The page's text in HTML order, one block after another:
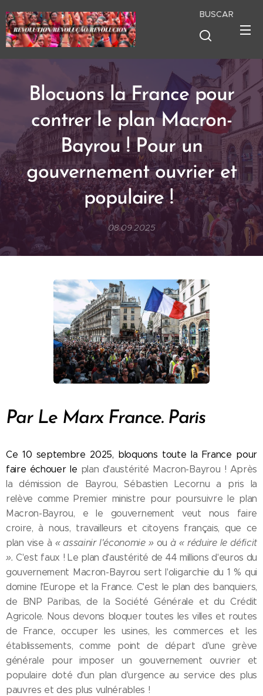
BUSCAR
Blocuons la France pour
contrer le plan Macron-
Bayrou ! Pour un
gouvernement ouvrier et
populaire !
08.09.2025
Par Le Marx France. Paris
Ce 10 septembre 2025, bloquons toute la France pour
faire échouer le plan d'austérité Macron-Bayrou ! Après
la démission de Bayrou, Sébastien Lecornu a pris la
relève comme Premier ministre pour poursuivre le plan
Macron-Bayrou, e le gouvernement veut nous faire
croire, à nous, travailleurs et citoyens français, que ce
plan vise à « assainir l'économie »ou à « réduire le déficit
». C'est faux ! Le plan d'austérité de 44 millions d'euros du
gouvernement Macron-Bayrou sert l'oligarchie du 1 % qui
domine l'Europe et la France. C'est le plan des banquiers,
de BNP Paribas, de la Société Générale et du Crédit
Agricole. Nous devons bloquer toutes les villes et routes
de France, occuper les usines, les commerces et les
établissements, comme point de départ d'une grève
générale pour imposer un gouvernement ouvrier et
populaire doté d'un plan d'urgence au service des plus
pauvres et des plus vulnérables !